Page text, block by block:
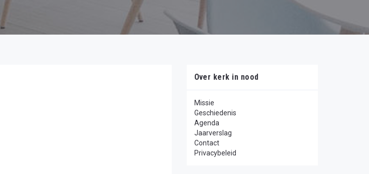
Over kerk in nood
Missie
Geschiedenis
Agenda
Jaarverslag
Contact
Privacybeleid